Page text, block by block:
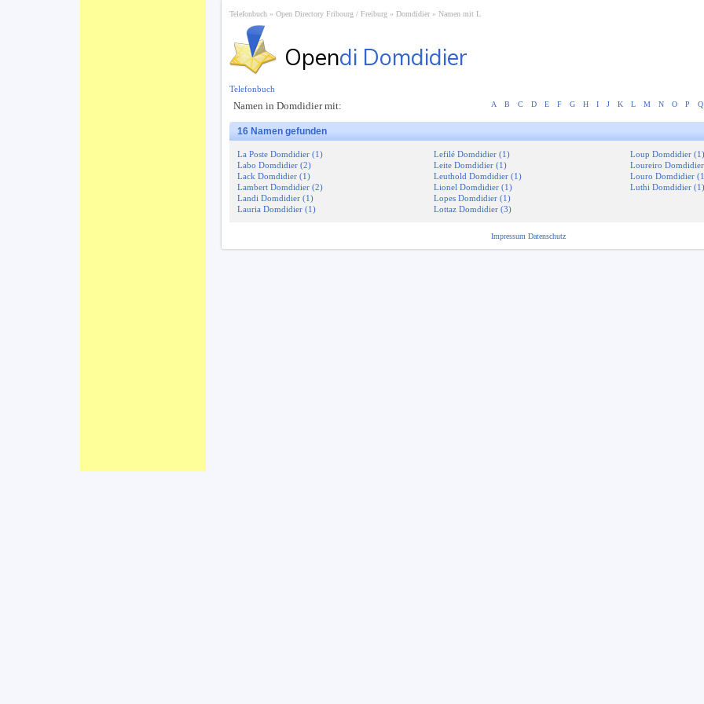
Telefonbuch Open Directory Fribourg / Freiburg Domdidier Namen mit L
Opendi Domdidier
Namen in Domdidier mit: A B C D E F G H I J K L M N O P Q
16 Namen gefunden
La Poste Domdidier (1)
Labo Domdidier (2)
Lack Domdidier (1)
Lambert Domdidier (2)
Landi Domdidier (1)
Lauria Domdidier (1)
Lefilé Domdidier (1)
Leite Domdidier (1)
Leuthold Domdidier (1)
Lionel Domdidier (1)
Lopes Domdidier (1)
Lottaz Domdidier (3)
Loup Domdidier (1)
Loureiro
Louro Domdidier
Luthi Domdidier (1)
Telefonbuch
Impressum Datenschutz